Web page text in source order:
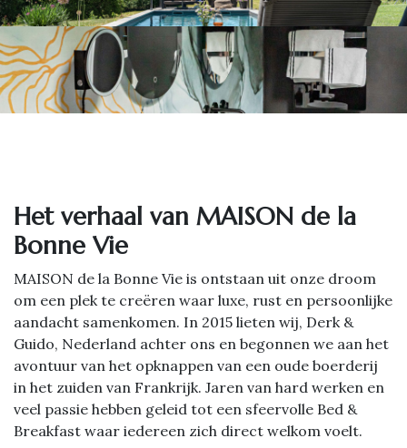
Het ve​rhaal van MAISON de la
Bonne Vie
MAISON de la Bonne Vie is ontstaan uit onze droom
om een plek te creëren waar luxe, rust en persoonlijke
aandacht samenkomen. In 2015 lieten wij, Derk &
Guido, Nederland achter ons en begonnen we aan het
avontuur van het opknappen van een oude boerderij
in het zuiden van Frankrijk. Jaren van hard werken en
veel passie hebben geleid tot een sfeervolle Bed &
Breakfast waar iedereen zich direct welkom voelt.